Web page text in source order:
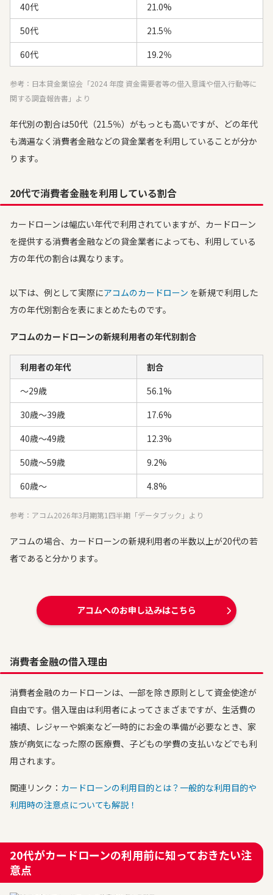
40代
21.0%
50代
21.5％
60代
19.2％
参考：日本貸金業協会「2024 年度 資金需要者等の借入意識や借入行動等に
関する調査報告書」より
年代別の割合は50代（21.5％）がもっとも高いですが、どの年代
も満遍なく消費者金融などの貸金業者を利用していることが分か
ります。
20代で消費者金融を利用している割合
カードローンは幅広い年代で利用されていますが、カードローン
を提供する消費者金融などの貸金業者によっても、利用している
方の年代の割合は異なります。
以下は、例として実際にアコムのカードローン を新規で利用した
方の年代別割合を表にまとめたものです。
アコムのカードローンの新規利用者の年代別割合
利用者の年代
割合
〜29歳
56.1%
30歳〜39歳
17.6%
40歳〜49歳
12.3%
50歳〜59歳
9.2%
60歳〜
4.8%
参考：アコム2026年3月期第1四半期「データブック」より
アコムの場合、カードローンの新規利用者の半数以上が20代の若
者であると分かります。
アコムへのお申し込みはこちら
消費者金融の借入理由
消費者金融のカードローンは、一部を除き原則として資金使途が
自由です。借入理由は利用者によってさまざまですが、生活費の
補填、レジャーや娯楽など一時的にお金の準備が必要なとき、家
族が病気になった際の医療費、子どもの学費の支払いなどでも利
用されます。
関連リンク： カードローンの利用目的とは？一般的な利用目的や
利用時の注意点についても解説！
20代がカードローンの利用前に知っておきたい注
意点